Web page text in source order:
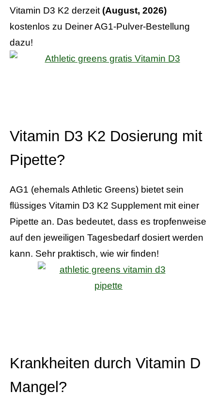
Vitamin D3 K2 derzeit (August, 2026)
kostenlos zu Deiner AG1-Pulver-Bestellung
dazu!
Vitamin D3 K2 Dosierung mit
Pipette?
AG1 (ehemals Athletic Greens) bietet sein
flüssiges Vitamin D3 K2 Supplement mit einer
Pipette an. Das bedeutet, dass es tropfenweise
auf den jeweiligen Tagesbedarf dosiert werden
kann. Sehr praktisch, wie wir finden!
Krankheiten durch Vitamin D
Mangel?